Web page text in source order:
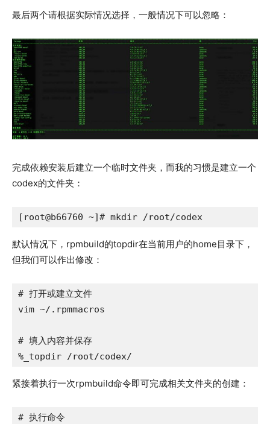
最后两个请根据实际情况选择，一般情况下可以忽略：
完成依赖安装后建立一个临时文件夹，而我的习惯是建立一个
codex的文件夹：
[root@b66760 ~]# mkdir /root/codex
默认情况下，rpmbuild的topdir在当前用户的home目录下，
但我们可以作出修改：
# 打开或建立文件
vim ~/.rpmmacros
# 填入内容并保存
%_topdir /root/codex/
紧接着执行一次rpmbuild命令即可完成相关文件夹的创建：
# 执行命令